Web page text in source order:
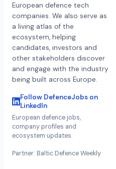
European defence tech
companies. We also serve as
a living atlas of the
ecosystem, helping
candidates, investors and
other stakeholders discover
and engage with the industry
being built across Europe.
Follow DefenceJobs on
LinkedIn
European defence jobs,
company profiles and
ecosystem updates.
Partner: Baltic Defence Weekly